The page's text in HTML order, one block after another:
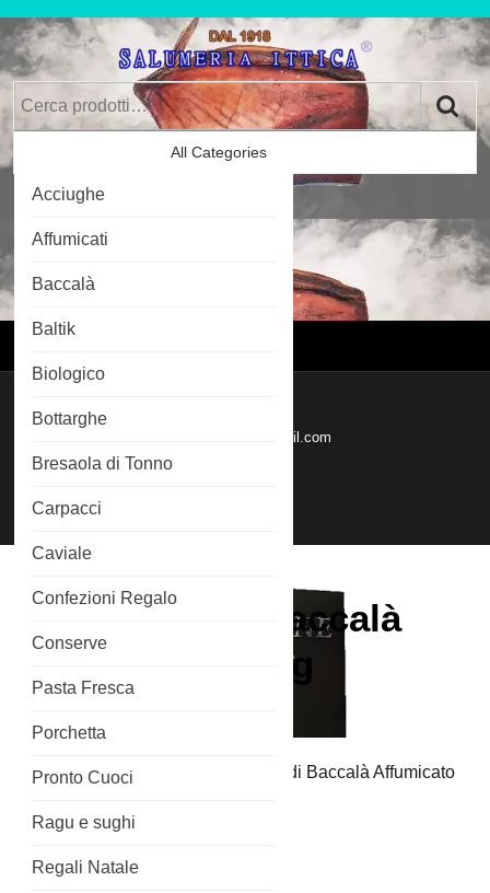
to
content
All Categories
Acciughe
Affumicati
Baccalà
Baltik
Biologico
Bottarghe
Bresaola di Tonno
Carpacci
Caviale
Confezioni Regalo
Conserve
Pasta Fresca
Porchetta
Pronto Cuoci
Ragu e sughi
Regali Natale
Login
salumeriaittica@gmail.comEmail
Number
Le Veline di Baccalà
Affumicato 80g
Home/ Senza Glutine
/ Le Veline di Baccalà Affumicato